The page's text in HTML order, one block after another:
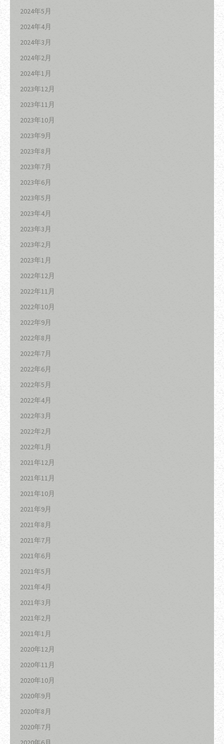
2024年5月
2024年4月
2024年3月
2024年2月
2024年1月
2023年12月
2023年11月
2023年10月
2023年9月
2023年8月
2023年7月
2023年6月
2023年5月
2023年4月
2023年3月
2023年2月
2023年1月
2022年12月
2022年11月
2022年10月
2022年9月
2022年8月
2022年7月
2022年6月
2022年5月
2022年4月
2022年3月
2022年2月
2022年1月
2021年12月
2021年11月
2021年10月
2021年9月
2021年8月
2021年7月
2021年6月
2021年5月
2021年4月
2021年3月
2021年2月
2021年1月
2020年12月
2020年11月
2020年10月
2020年9月
2020年8月
2020年7月